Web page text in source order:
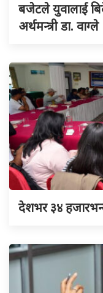
बजेटले युवालाई
अर्थमन्त्री डा. वाग्ले
देशभर ३४